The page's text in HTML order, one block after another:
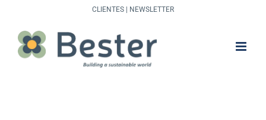
contenido
CLIENTES NEWSLETTER